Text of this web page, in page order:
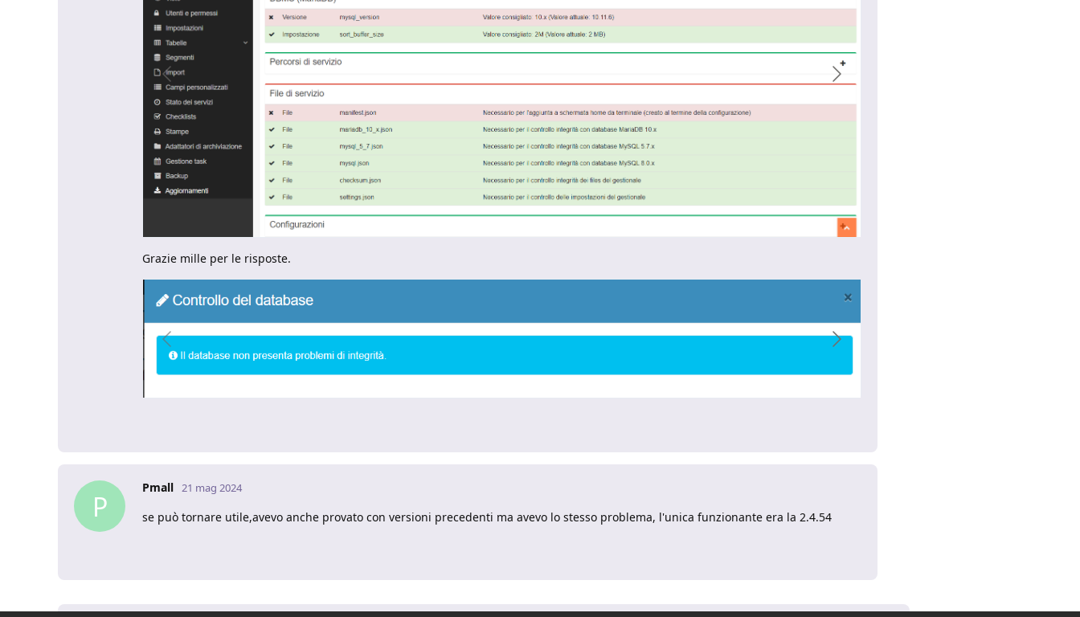
Grazie mille per le risposte.
P
Pmall 21 mag 2024
se può tornare utile,avevo anche provato con versioni precedenti ma avevo lo stesso problema, l'unica funzionante era la 2.4.54